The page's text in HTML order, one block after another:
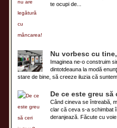
te ocupi de...
Nu vorbesc cu
Imaginea ne-o construim
dintotdeauna la modă
stare de bine, să creeze iluzia că suntem
De ce este greu să
Când cineva se întreabă,
clar că ceva s-a schimbat
deranjează. Făcute cu voie